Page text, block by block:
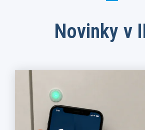
Novinky v